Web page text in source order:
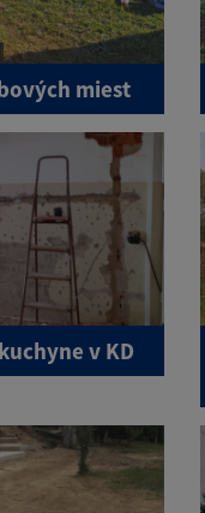
miest
v KD